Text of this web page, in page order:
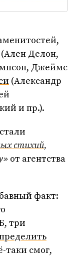
(Ален Делон,
Джеймс
(Александр
и пр.).
стихий,
от агентства
факт:
три
таки смог,